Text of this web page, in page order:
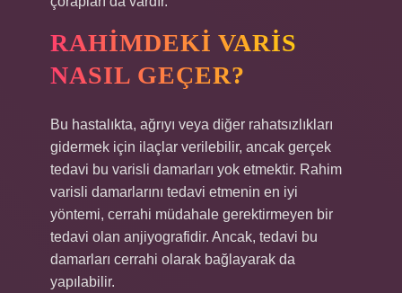
RAHIMDEKI VARIS
NASIL GEÇER?
Bu hastalıkta, ağrıyı veya diğer rahatsızlıkları
gidermek için ilaçlar verilebilir, ancak gerçek
tedavi bu varisli damarları yok etmektir. Rahim
varisli damarlarını tedavi etmenin en iyi
yöntemi, cerrahi müdahale gerektirmeyen bir
tedavi olan anjiyografidir. Ancak, tedavi bu
damarları cerrahi olarak bağlayarak da
yapılabilir.